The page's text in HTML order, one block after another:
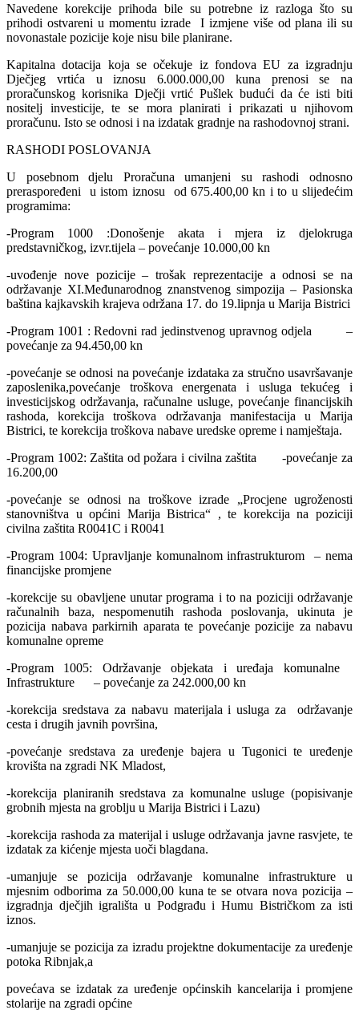
Navedene korekcije prihoda bile su potrebne iz razloga što su
prihodi ostvareni u momentu izrade I izmjene više od plana ili su
novonastale pozicije koje nisu bile planirane.
Kapitalna dotacija koja se očekuje iz fondova EU za izgradnju
Dječjeg vrtića u iznosu 6.000.000,00 kuna prenosi se na
proračunskog korisnika Dječji vrtić Pušlek budući da će isti biti
nositelj investicije, te se mora planirati i prikazati u njihovom
proračunu. Isto se odnosi i na izdatak gradnje na rashodovnoj strani.
RASHODI POSLOVANJA
U posebnom djelu Proračuna umanjeni su rashodi odnosno
preraspoređeni u istom iznosu od 675.400,00 kn i to u slijedećim
programima:
-Program 1000 :Donošenje akata i mjera iz djelokruga
predstavničkog, izvr.tijela – povećanje 10.000,00 kn
-uvođenje nove pozicije – trošak reprezentacije a odnosi se na
održavanje XI.Međunarodnog znanstvenog simpozija – Pasionska
baština kajkavskih krajeva održana 17. do 19.lipnja u Marija Bistrici
-Program 1001 : Redovni rad jedinstvenog upravnog odjela –
povećanje za 94.450,00 kn
-povećanje se odnosi na povećanje izdataka za stručno usavršavanje
zaposlenika,povećanje troškova energenata i usluga tekućeg i
investicijskog održavanja, računalne usluge, povećanje financijskih
rashoda, korekcija troškova održavanja manifestacija u Marija
Bistrici, te korekcija troškova nabave uredske opreme i namještaja.
-Program 1002: Zaštita od požara i civilna zaštita -povećanje za
16.200,00
-povećanje se odnosi na troškove izrade „Procjene ugroženosti
stanovništva u općini Marija Bistrica“ , te korekcija na poziciji
civilna zaštita R0041C i R0041
-Program 1004: Upravljanje komunalnom infrastrukturom – nema
financijske promjene
-korekcije su obavljene unutar programa i to na poziciji održavanje
računalnih baza, nespomenutih rashoda poslovanja, ukinuta je
pozicija nabava parkirnih aparata te povećanje pozicije za nabavu
komunalne opreme
-Program 1005: Održavanje objekata i uređaja komunalne
Infrastrukture – povećanje za 242.000,00 kn
-korekcija sredstava za nabavu materijala i usluga za održavanje
cesta i drugih javnih površina,
-povećanje sredstava za uređenje bajera u Tugonici te uređenje
krovišta na zgradi NK Mladost,
-korekcija planiranih sredstava za komunalne usluge (popisivanje
grobnih mjesta na groblju u Marija Bistrici i Lazu)
-korekcija rashoda za materijal i usluge održavanja javne rasvjete, te
izdatak za kićenje mjesta uoči blagdana.
-umanjuje se pozicija održavanje komunalne infrastrukture u
mjesnim odborima za 50.000,00 kuna te se otvara nova pozicija –
izgradnja dječjih igrališta u Podgrađu i Humu Bistričkom za isti
iznos.
-umanjuje se pozicija za izradu projektne dokumentacije za uređenje
potoka Ribnjak,a
povećava se izdatak za uređenje općinskih kancelarija i promjene
stolarije na zgradi općine